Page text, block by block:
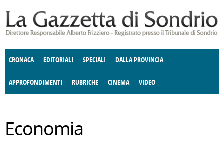
CRONACA EDITORIALI SPECIALI DALLA PROVINCIA
APPROFONDIMENTI
CULTURA E SPETTACOLI POLITICA
RUBRICHE
DELLE IDEE FATTI DELLO SPIRITO
CINEMA VIDEO
Economia